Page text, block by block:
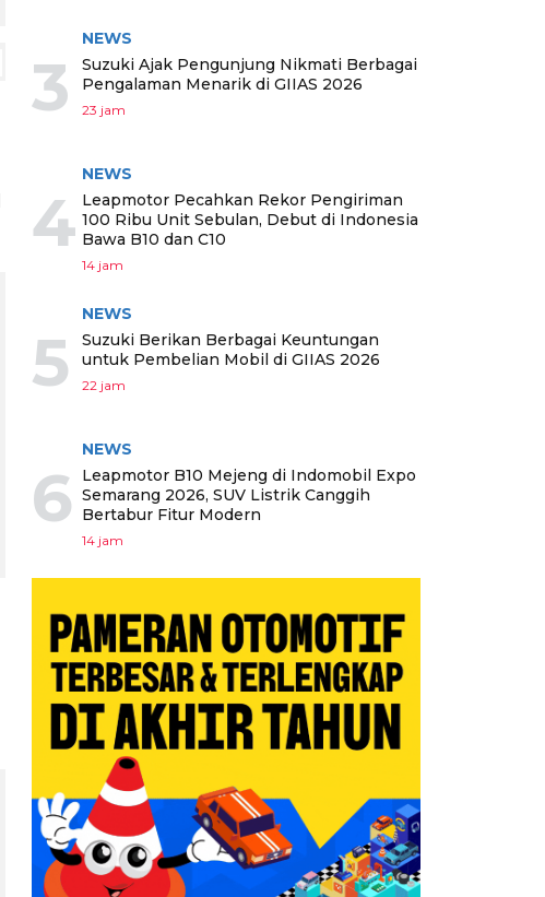
3
NEWS
Suzuki Ajak Pengunjung Nikmati Berbagai
Pengalaman Menarik di GIIAS 2026
23 jam
4
NEWS
Leapmotor Pecahkan Rekor Pengiriman
100 Ribu Unit Sebulan, Debut di Indonesia
Bawa B10 dan C10
14 jam
5
NEWS
Suzuki Berikan Berbagai Keuntungan
untuk Pembelian Mobil di GIIAS 2026
22 jam
6
NEWS
Leapmotor B10 Mejeng di Indomobil Expo
Semarang 2026, SUV Listrik Canggih
Bertabur Fitur Modern
14 jam